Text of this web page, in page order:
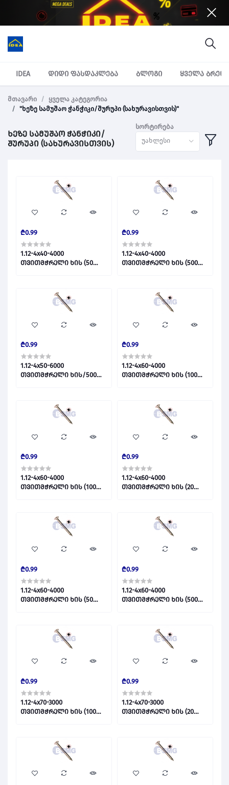
IDEA დიდი ფასდაკლება ბლოგი ყველა
მთავარი
ყველა კატეგორია
"ხეზე სამუშაო ჭანჭიკი/შურუპი (სახურავისთვის)"
ხეზე სამუშაო ჭანჭიკი/
შურუპი (სახურავისთვის)
სორტირება
უახლესი
₾0.99
1.12-4x40-4000
თვითმჭრელი ხის (50
₾0.99
1.12-4x40-4000
თვითმჭრელი ხის (500
₾0.99
1.12-4x50-6000
თვითმჭრელი ხის/500
₾0.99
1.12-4x60-4000
თვითმჭრელი ხის (100
₾0.99
1.12-4x60-4000
თვითმჭრელი ხის (100
₾0.99
1.12-4x60-4000
თვითმჭრელი ხის (20
₾0.99
1.12-4x60-4000
თვითმჭრელი ხის (50
₾0.99
1.12-4x60-4000
თვითმჭრელი ხის (500
₾0.99
1.12-4x70-3000
თვითმჭრელი ხის (100
₾0.99
1.12-4x70-3000
თვითმჭრელი ხის (20